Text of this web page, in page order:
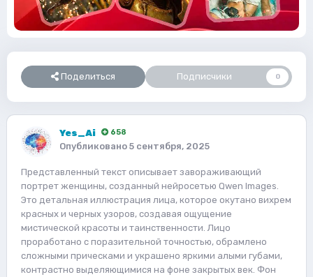
Поделиться Подписчики 0
Yes_Ai 658
Опубликовано 5 сентября, 2025
Представленный текст описывает завораживающий
портрет женщины, созданный нейросетью Qwen Images.
Это детальная иллюстрация лица, которое окутано вихрем
красных и черных узоров, создавая ощущение
мистической красоты и таинственности. Лицо
проработано с поразительной точностью, обрамлено
сложными прическами и украшено яркими алыми губами,
контрастно выделяющимися на фоне закрытых век. Фон